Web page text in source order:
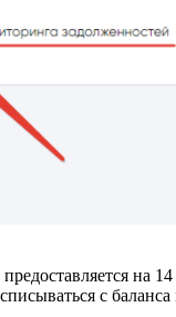
на
с